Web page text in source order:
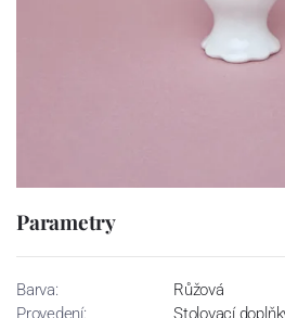
Parametry
Barva:
Růžová